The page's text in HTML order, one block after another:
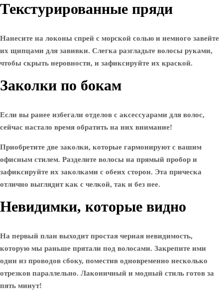
Текстурированные пряди
Нанесите на локоны спрей с морской солью и немного завейте
их щипцами для завивки. Слегка разгладьте волосы руками,
чтобы скрыть неровности, и зафиксируйте их краской.
Заколки по бокам
Если вы ранее избегали отделов с аксессуарами для волос,
сейчас настало время обратить на них внимание!
Приобретите две заколки, которые гармонируют с вашим
офисным стилем. Разделите волосы на прямый пробор и
зафиксируйте их заколками с обеих сторон. Эта прическа
отлично выглядит как с челкой, так и без нее.
Невидимки, которые видно
На первый план выходит простая черная невидимость,
которую мы раньше прятали под волосами. Закрепите ими
один из проводов сбоку, поместив одновременно несколько
отрезков параллельно. Лаконичный и модный стиль готов за
пять минут!